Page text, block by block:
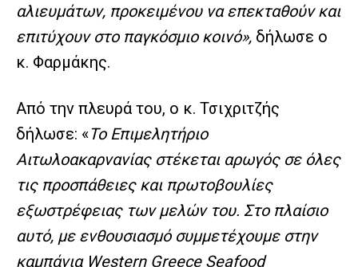
αλιευμάτων, προκειμένου να επεκταθούν και
επιτύχουν στο παγκόσμιο κοινό», δήλωσε ο
κ. Φαρμάκης.
Από την πλευρά του, ο κ. Τσιχριτζής
δήλωσε: «Το Επιμελητήριο
Αιτωλοακαρνανίας στέκεται αρωγός σε όλες
τις προσπάθειες και πρωτοβουλίες
εξωστρέφειας των μελών του. Στο πλαίσιο
αυτό, με ενθουσιασμό συμμετέχουμε στην
καμπάνια Western Greece Seafood